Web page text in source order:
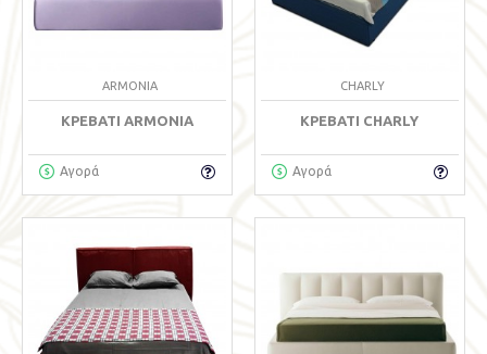
ARMONIA
ΚΡΕΒΆΤΙ ARMONIA
Αγορά
CHARLY
ΚΡΕΒΆΤΙ CHARLY
Αγορά